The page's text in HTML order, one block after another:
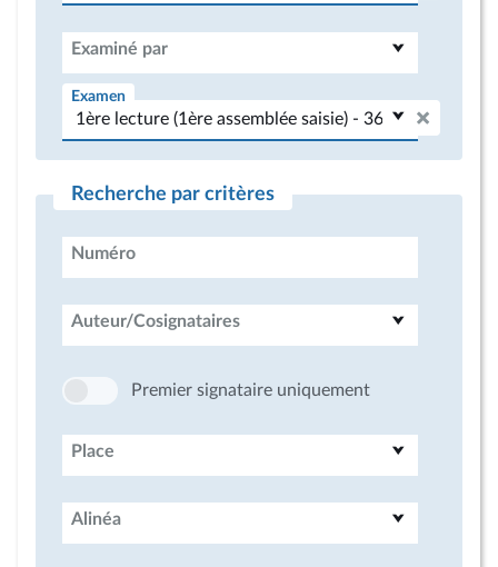
Examiné par
Examen
Recherche par critères
Numéro
Auteur/Cosignataires
Premier signataire uniquement
Place
Alinéa